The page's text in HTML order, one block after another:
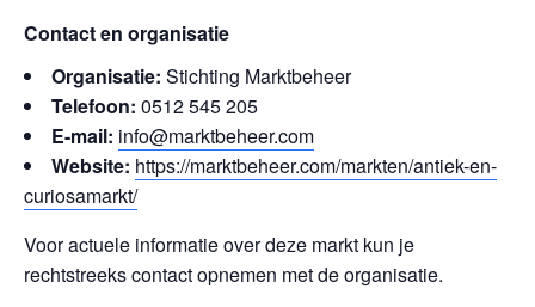
Contact en organisatie
Organisatie: Stichting Marktbeheer
Telefoon: 0512 545 205
E-mail: info@marktbeheer.com
Website: https://marktbeheer.com/markten/antiek-en-
curiosamarkt/
Voor actuele informatie over deze markt kun je
rechtstreeks contact opnemen met de organisatie.